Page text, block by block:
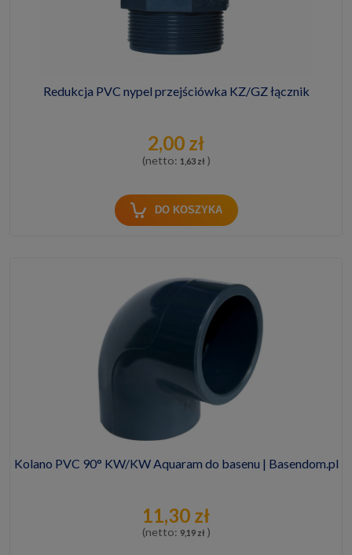
Redukcja PVC nypel przejściówka KZ/GZ łącznik
2,00 zł
(netto: 1,63 zł )
DO KOSZYKA
Kolano PVC 90° KW/KW Aquaram do basenu | Basendom.pl
11,30 zł
(netto: 9,19 zł )